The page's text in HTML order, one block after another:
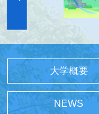
大学概要
NEWS